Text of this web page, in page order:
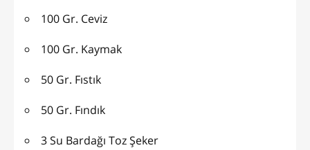
100 Gr. Ceviz
100 Gr. Kaymak
50 Gr. Fıstık
50 Gr. Fındık
3 Su Bardağı Toz Şeker